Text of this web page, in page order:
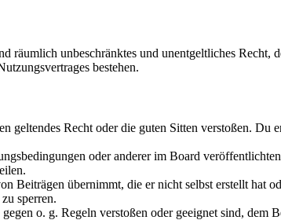
räumlich unbeschränktes und unentgeltliches Recht,
bestehen.
Recht oder die guten Sitten verstoßen. Du
oder anderer im Board
übernimmt, die er nicht selbst erstellt hat
sperren.
o. g. Regeln verstoßen oder geeignet sind, dem